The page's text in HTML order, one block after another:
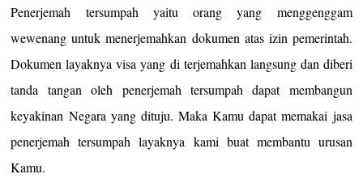
Penerjemah tersumpah yaitu orang yang menggenggam
wewenang untuk menerjemahkan dokumen atas izin pemerintah.
Dokumen layaknya visa yang di terjemahkan langsung dan diberi
tanda tangan oleh penerjemah tersumpah dapat membangun
keyakinan Negara yang dituju. Maka Kamu dapat memakai jasa
penerjemah tersumpah layaknya kami buat membantu urusan
Kamu.